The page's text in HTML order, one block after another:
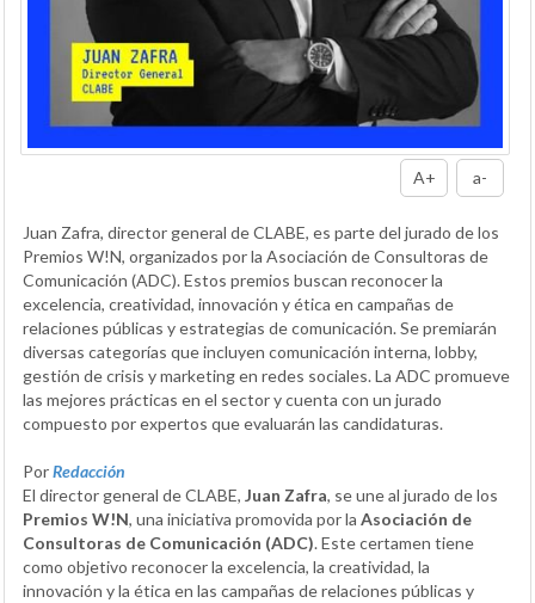
A+ a-
Juan Zafra, director general de CLABE, es parte del jurado de los
Premios W!N, organizados por la Asociación de Consultoras de
Comunicación (ADC). Estos premios buscan reconocer la
excelencia, creatividad, innovación y ética en campañas de
relaciones públicas y estrategias de comunicación. Se premiarán
diversas categorías que incluyen comunicación interna, lobby,
gestión de crisis y marketing en redes sociales. La ADC promueve
las mejores prácticas en el sector y cuenta con un jurado
compuesto por expertos que evaluarán las candidaturas.
PorRedacción
El director general de CLABE, Juan Zafra, se une al jurado de los
Premios W!N, una iniciativa promovida por la Asociación de
Consultoras de Comunicación (ADC). Este certamen tiene
como objetivo reconocer la excelencia, la creatividad, la
innovación y la ética en las campañas de relaciones públicas y